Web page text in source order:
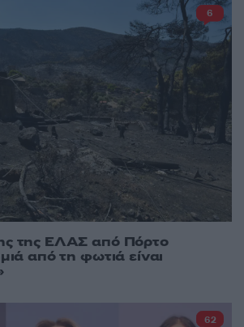
της ΕΛΑΣ από Πόρτο
από τη φωτιά είναι
6
62